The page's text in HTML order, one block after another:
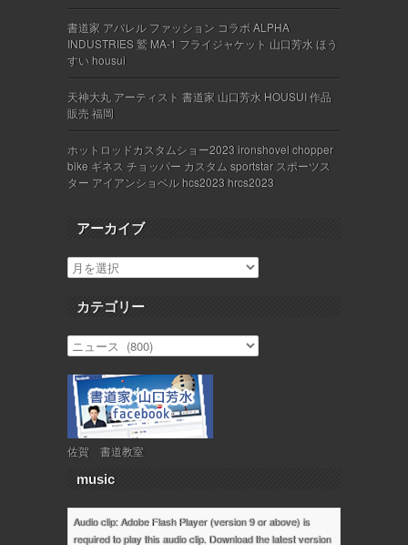
書道家 アパレル ファッション コラボ ALPHA
INDUSTRIES 鷲 MA-1 フライジャケット 山口芳水 ほう
すい housui
天神大丸 アーティスト 書道家 山口芳水 HOUSUI 作品
販売 福岡
ホットロッドカスタムショー2023 ironshovel chopper
bike ギネス チョッパー カスタム sportstar スポーツス
ター アイアンショベル hcs2023 hrcs2023
アーカイブ
カテゴリー
佐賀 書道教室
music
Audio clip: Adobe Flash Player (version 9 or above) is
required to play this audio clip. Download the latest version